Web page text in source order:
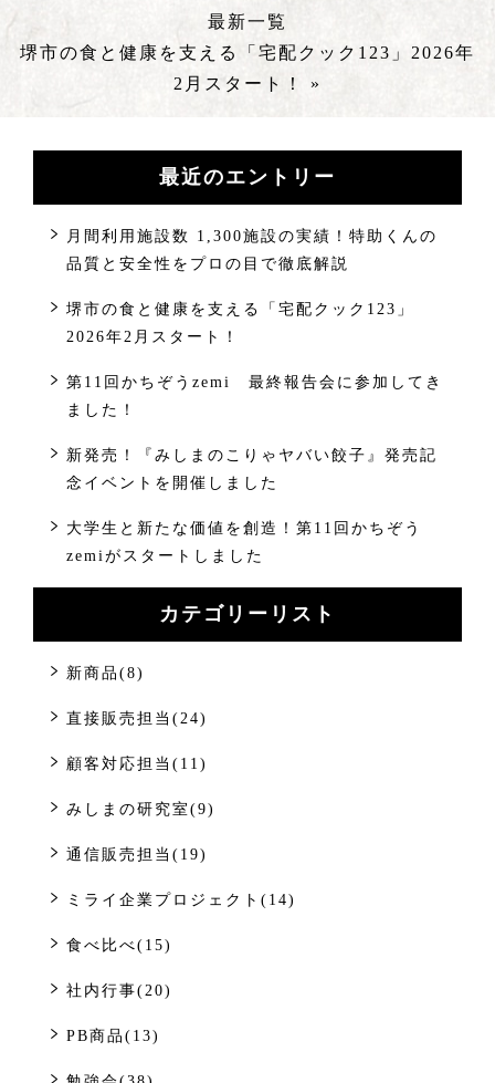
最新一覧
堺市の食と健康を支える「宅配クック123」2026年
2月スタート！ »
最近のエントリー
月間利用施設数 1,300施設の実績！特助くんの
品質と安全性をプロの目で徹底解説
堺市の食と健康を支える「宅配クック123」
2026年2月スタート！
第11回かちぞうzemi 最終報告会に参加してき
ました！
新発売！『みしまのこりゃヤバい餃子』発売記
念イベントを開催しました
大学生と新たな価値を創造！第11回かちぞう
zemiがスタートしました
カテゴリーリスト
新商品(8)
直接販売担当(24)
顧客対応担当(11)
みしまの研究室(9)
通信販売担当(19)
ミライ企業プロジェクト(14)
食べ比べ(15)
社内行事(20)
PB商品(13)